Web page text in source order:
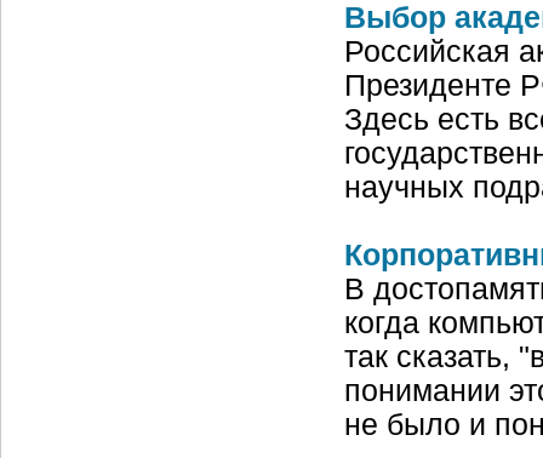
Выбор
Российская
Президенте
Здесь есть
научных
В
когда
так сказать,
понимании
не было и